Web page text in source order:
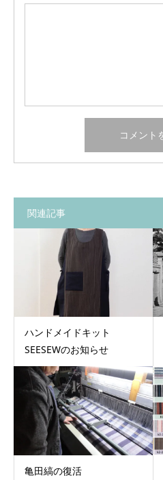
関連記事
ハンドメイドキット
SEESEWのお知らせ
亀田縞の復活